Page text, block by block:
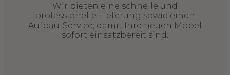
Wir bieten eine schnelle und
professionelle Lieferung sowie einen
Aufbau-Service, damit Ihre neuen Möbel
sofort einsatzbereit sind.